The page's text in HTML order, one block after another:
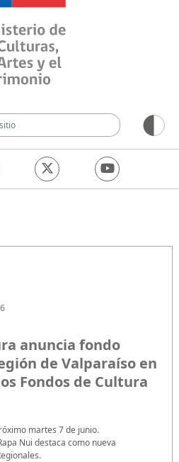
las
anuncia fondo
de Valparaíso en
Fondos de Cultura
martes 7 de junio.
Nui destaca como nueva